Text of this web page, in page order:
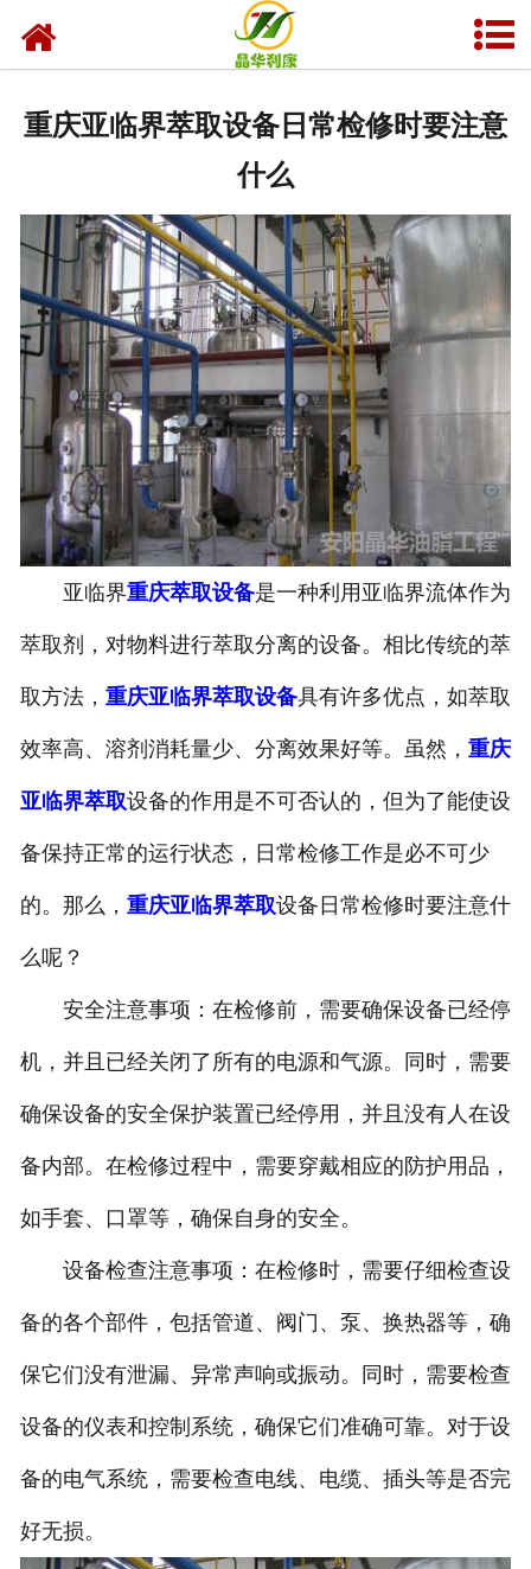
业务及应用
工程业绩
技术资料
新闻中心
关于晶华
联系我们
重庆亚临界萃取设备日常检修时要注意
什么
亚临界重庆萃取设备是一种利用亚临界流体作为
萃取剂，对物料进行萃取分离的设备。相比传统的萃
取方法， 重庆亚临界萃取设备具有许多优点，如萃取
效率高、溶剂消耗量少、分离效果好等。虽然， 重庆
亚临界萃取设备的作用是不可否认的，但为了能使设
备保持正常的运行状态，日常检修工作是必不可少
的。那么， 重庆亚临界萃取设备日常检修时要注意什
么呢？
安全注意事项：在检修前，需要确保设备已经停
机，并且已经关闭了所有的电源和气源。同时，需要
确保设备的安全保护装置已经停用，并且没有人在设
备内部。在检修过程中，需要穿戴相应的防护用品，
如手套、口罩等，确保自身的安全。
设备检查注意事项：在检修时，需要仔细检查设
备的各个部件，包括管道、阀门、泵、换热器等，确
保它们没有泄漏、异常声响或振动。同时，需要检查
设备的仪表和控制系统，确保它们准确可靠。对于设
备的电气系统，需要检查电线、电缆、插头等是否完
好无损。